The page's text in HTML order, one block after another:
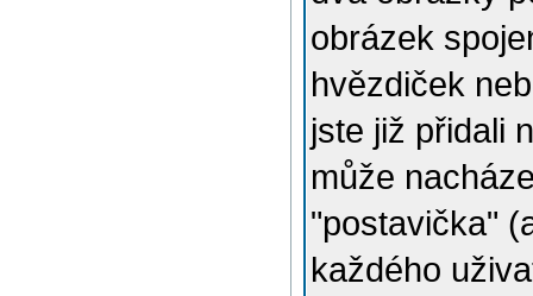
obrázek
hvězdiček
jste již přidali
může
"postavička"
každého